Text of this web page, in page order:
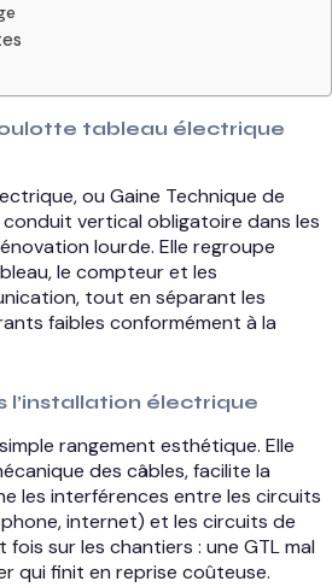
tableau électrique
ou Gaine Technique de
vertical obligatoire dans les
lourde. Elle regroupe
le compteur et les
tout en séparant les
faibles conformément à la
l’installation électrique
rangement esthétique. Elle
des câbles, facilite la
les interférences entre les circuits
internet) et les circuits de
fois sur les chantiers : une GTL mal
qui finit en reprise coûteuse.